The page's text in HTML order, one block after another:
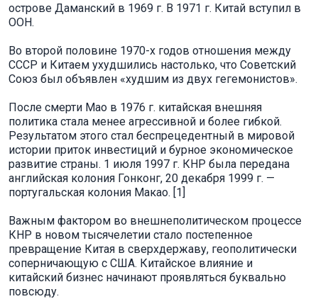
острове Даманский в 1969 г. В 1971 г. Китай вступил в
ООН.
Во второй половине 1970-х годов отношения между
СССР и Китаем ухудшились настолько, что Советский
Союз был объявлен «худшим из двух гегемонистов».
После смерти Мао в 1976 г. китайская внешняя
политика стала менее агрессивной и более гибкой.
Результатом этого стал беспрецедентный в мировой
истории приток инвестиций и бурное экономическое
развитие страны. 1 июля 1997 г. КНР была передана
английская колония Гонконг, 20 декабря 1999 г. —
португальская колония Макао. [1]
Важным фактором во внешнеполитическом процессе
КНР в новом тысячелетии стало постепенное
превращение Китая в сверхдержаву, геополитически
соперничающую с США. Китайское влияние и
китайский бизнес начинают проявляться буквально
повсюду.